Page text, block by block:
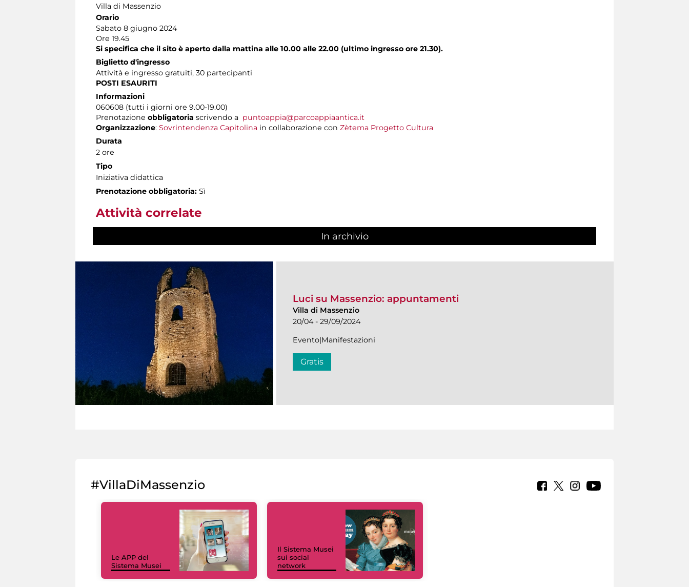
Villa di Massenzio
Orario
Sabato 8 giugno 2024
Ore 19.45
Si specifica che il sito è aperto dalla mattina alle 10.00 alle 22.00 (ultimo ingresso ore 21.30).
Biglietto d'ingresso
Attività e ingresso gratuiti, 30 partecipanti
POSTI ESAURITI
Informazioni
060608 (tutti i giorni ore 9.00-19.00)
Prenotazione obbligatoria scrivendo a puntoappia@parcoappiaantica.it
Organizzazione: Sovrintendenza Capitolina in collaborazione con Zètema Progetto Cultura
Durata
2 ore
Tipo
Iniziativa didattica
Prenotazione obbligatoria: Sì
Attività correlate
In archivio
Luci su Massenzio: appuntamenti
Villa di Massenzio
20/04 - 29/09/2024
Evento|Manifestazioni
Gratis
#VillaDiMassenzio
Le APP del
Sistema Musei
Il Sistema Musei
sui social
network